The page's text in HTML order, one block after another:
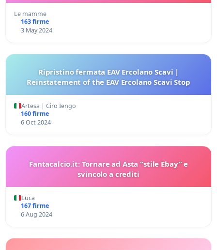
Le mamme
163 firme
3 May 2024
Ripristino fermata EAV Ercolano Scavi |
Reinstatement of the EAV Ercolano Scavi Stop
Artesa | Ciro Iengo
160 firme
6 Oct 2024
Fantacalcio.it: Tornare ad Asta “stile Ebay” e
svincolo a crediti
Luca
167 firme
6 Aug 2024